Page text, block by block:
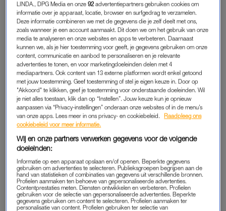
GERALDINE KEMPER
Of het nou winter, lente, zomer of herfst is, geel staat je
geweldig Geraldine.
LINDA., DPG Media en onze92 advertentiepartners gebruiken cookies om
informatie over je apparaat, locatie, browser en surfgedrag te verzamelen.
Deze informatie combineren we met de gegevens die je zelf deelt met ons,
zoals wanneer je een account aanmaakt. Dit doen we om het gebruik van onze
media te analyseren en onze websites en apps te verbeteren. Daarnaast
kunnen we, als je hier toestemming voor geeft, je gegevens gebruiken om onze
content, communicatie en aanbod te personaliseren en je relevante
advertenties te tonen, en voor marketingdoeleinden delen met 4
mediapartners. Ook content van 13 externe platformen wordt enkel getoond
met jouw toestemming. Geef toestemming of stel je eigen keuze in. Door op
"Akkoord" te klikken, geef je toestemming voor onderstaande doeleinden. Wil
je niet alles toestaan, klik dan op “Instellen”. Jouw keuze kun je opnieuw
aanpassen via “Privacy-instellingen” onderaan onze websites of in de menu’s
van onze apps. Lees meer in ons privacy- en cookiebeleid.
Raadpleeg ons
cookiebeleid voor meer informatie.
Wij en onze partners verwerken gegevens voor de volgende
doeleinden:
Informatie op een apparaat opslaan en/of openen. Beperkte gegevens
gebruiken om advertenties te selecteren. Publieksgroepen begrijpen aan de
hand van statistieken of combinaties van gegevens uit verschillende bronnen.
Profielen aanmaken ten behoeve van gepersonaliseerde advertenties.
Contentprestaties meten. Diensten ontwikkelen en verbeteren. Profielen
gebruiken voor de selectie van gepersonaliseerde advertenties. Beperkte
gegevens gebruiken om content te selecteren. Profielen aanmaken ter
personalisatie van content. Profielen gebruiken ter selectie van